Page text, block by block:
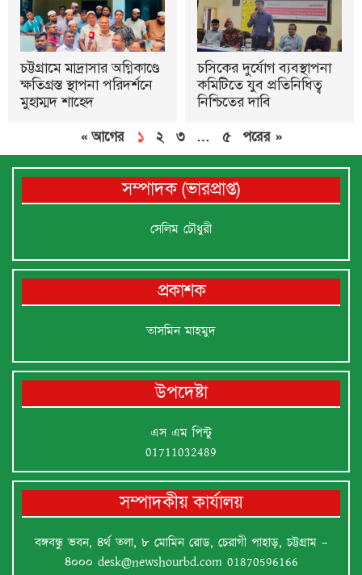
চট্টগ্রামে মাদ্রাসার অগ্নিকাণ্ডে
ক্ষতিগ্রস্ত স্থাপনা পরিদর্শনে
মুহাম্মদ শাহেদ
চসিকের দুর্যোগ ব্যবস্থাপনা
কমিটিতে যুব প্রতিনিধিত্ব
নিশ্চিতের দাবি
« আগের ১ ২ ৩ … ৫ পরের »
সম্পাদক (ভারপ্রাপ্ত)
সেলিম চৌধুরী
প্রকাশক
তাসমিন মাহমুদ
উপদেষ্টা
এস এম পিন্টু
01711032489
সম্পাদকীয় কার্যালয়
বঙ্গবন্ধু ভবন, ৪র্থ তলা, ৮ মোমিন রোড, চেরাগী পাহাড়, চট্টগ্রাম –
৪০০০ desk@newshourbd.com01870596166